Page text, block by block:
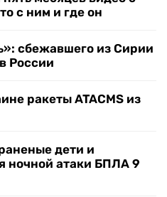
с ним и где он
сбежавшего из Сирии
России
ракеты ATACMS из
дети и
ночной атаки БПЛА 9